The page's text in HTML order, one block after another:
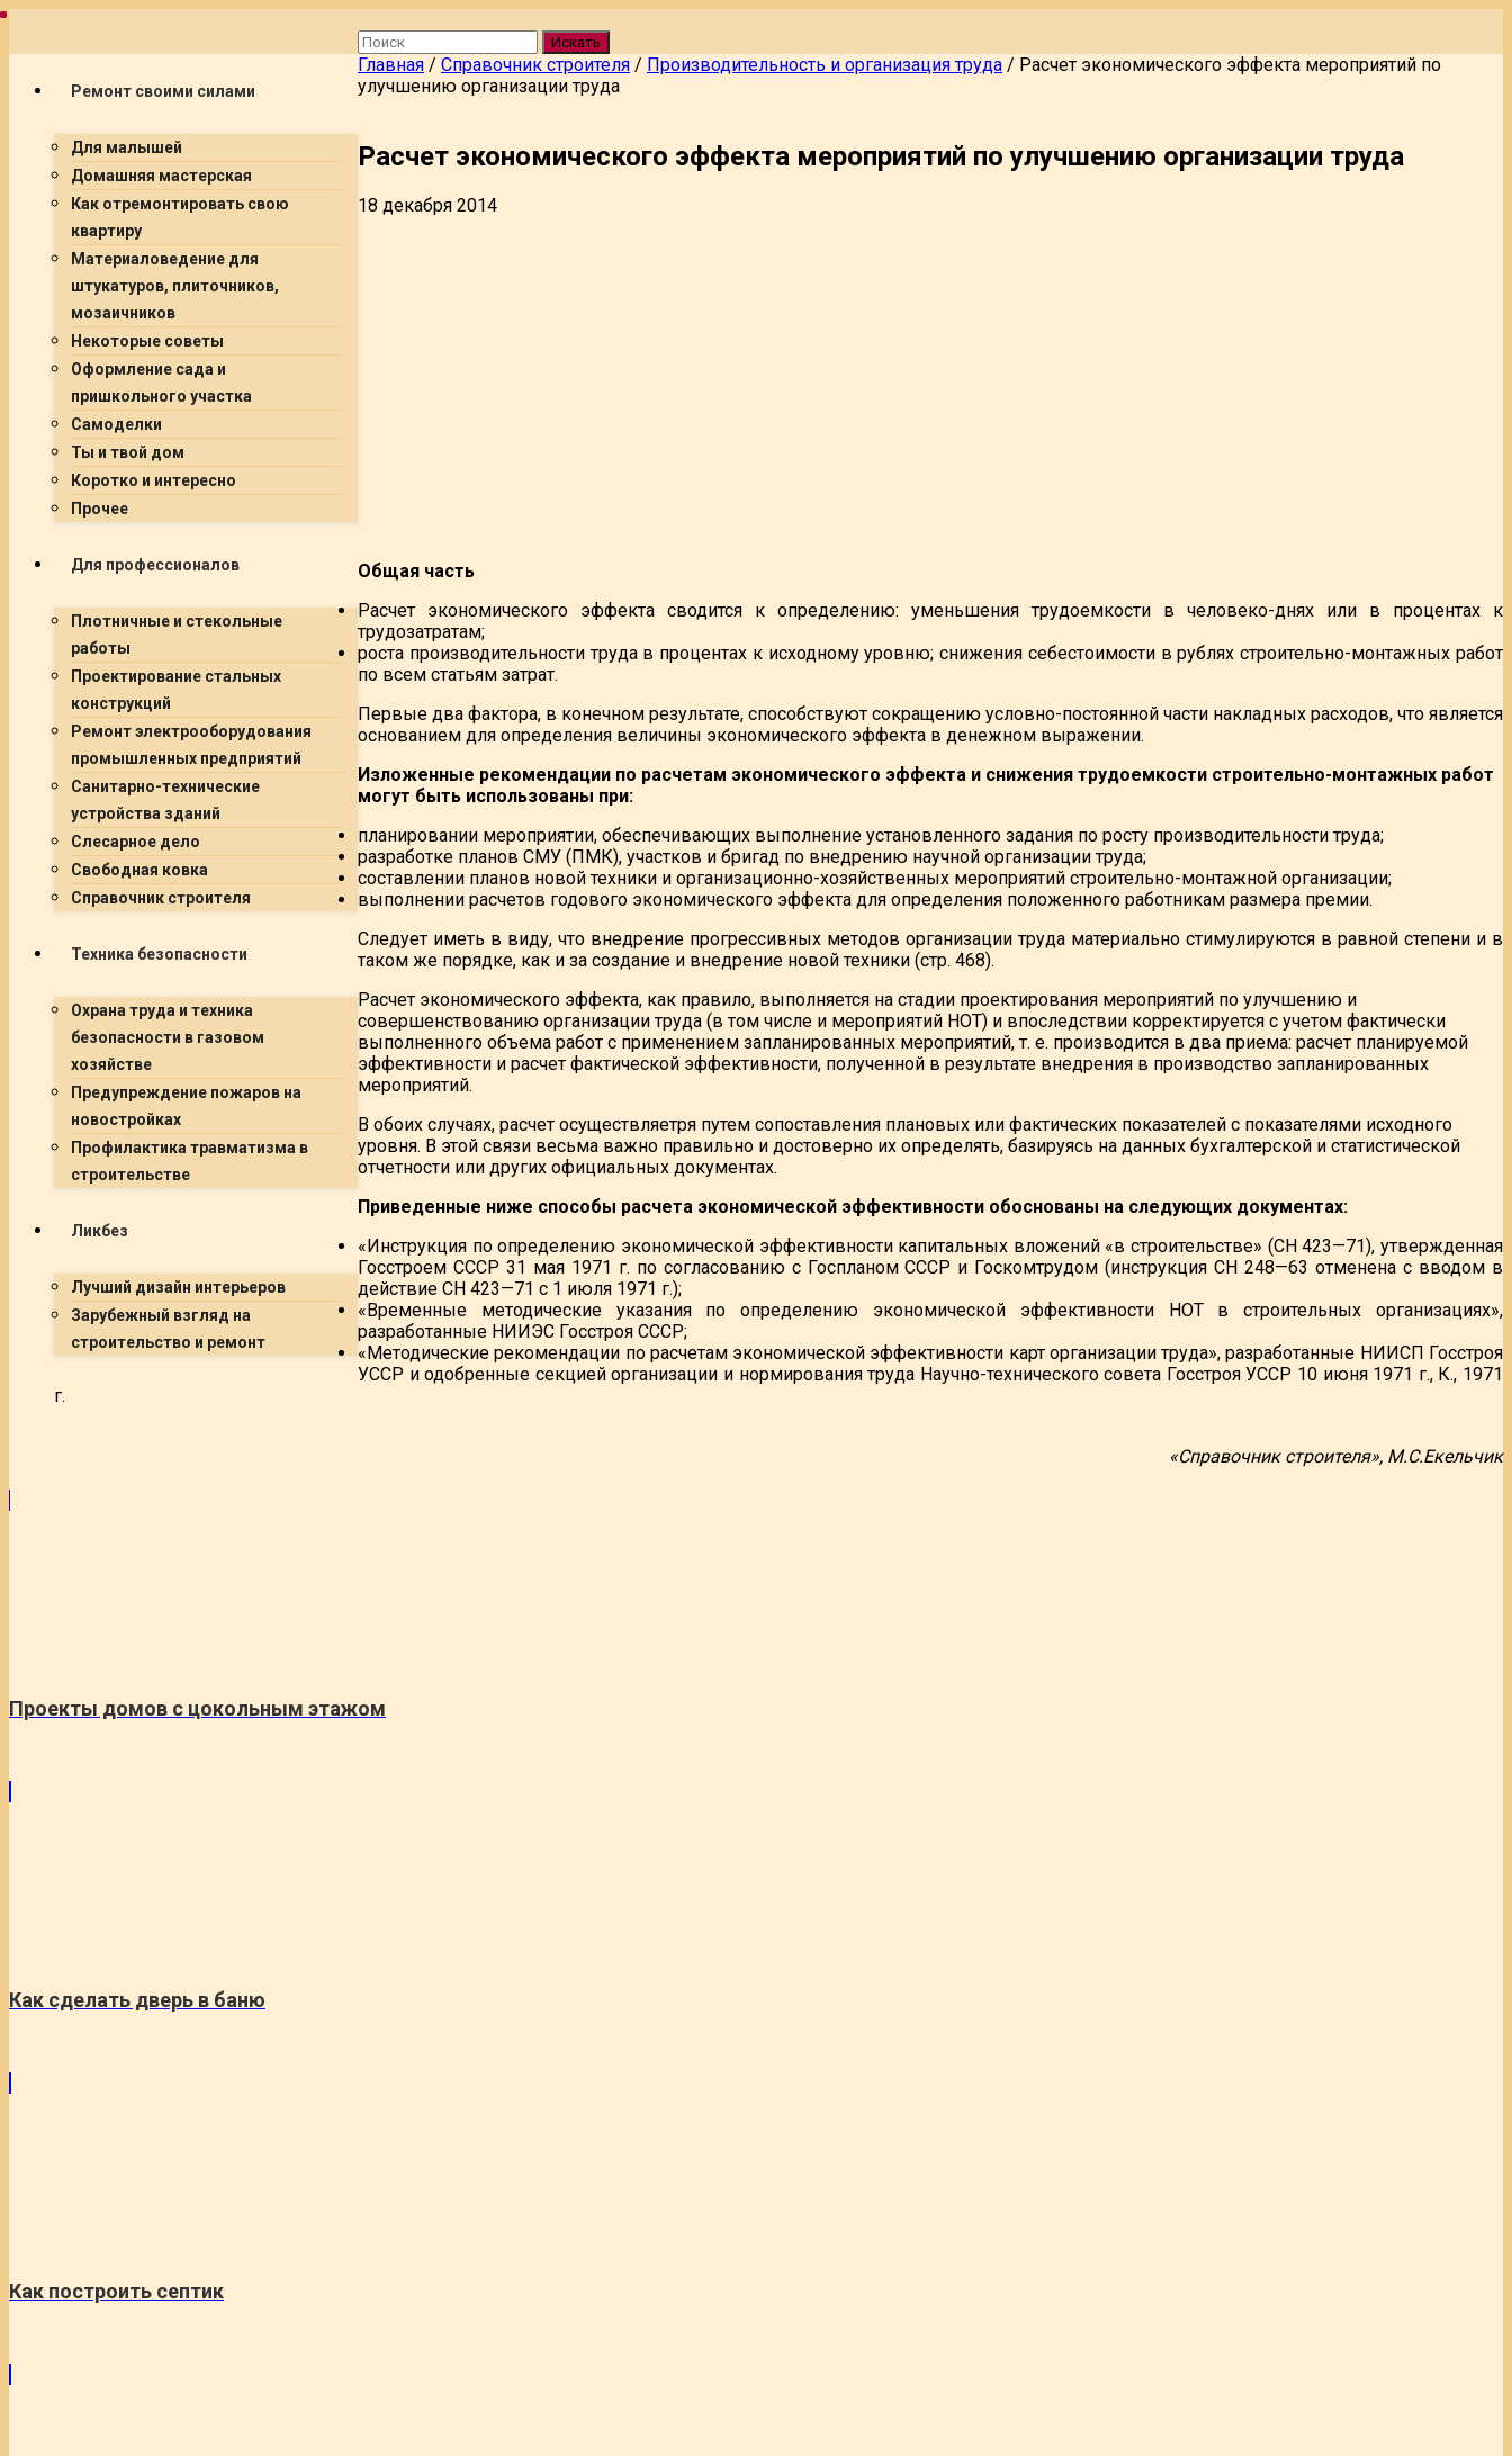
Ремонт своими силами
Для малышей
Домашняя мастерская
Как отремонтировать свою
квартиру
Материаловедение для
штукатуров, плиточников,
мозаичников
Некоторые советы
Оформление сада и
пришкольного участка
Самоделки
Ты и твой дом
Коротко и интересно
Прочее
Для профессионалов
Плотничные и стекольные
работы
Проектирование стальных
конструкций
Ремонт электрооборудования
промышленных предприятий
Санитарно-технические
устройства зданий
Слесарное дело
Свободная ковка
Справочник строителя
Техника безопасности
Охрана труда и техника
безопасности в газовом
хозяйстве
Предупреждение пожаров на
новостройках
Профилактика травматизма в
строительстве
Ликбез
Лучший дизайн интерьеров
Зарубежный взгляд на
строительство и ремонт
Искать
Главная / Справочник строителя / Производительность и организация труда / Расчет экономического эффекта мероприятий по
улучшению организации труда
Расчет экономического эффекта мероприятий по улучшению организации труда
18 декабря 2014
Общая часть
Расчет экономического эффекта сводится к определению: уменьшения трудоемкости в человеко-днях или в процентах к
трудозатратам;
роста производительности труда в процентах к исходному уровню; снижения себестоимости в рублях строительно-монтажных работ
по всем статьям затрат.
Первые два фактора, в конечном результате, способствуют сокращению условно-постоянной части накладных расходов, что является
основанием для определения величины экономического эффекта в денежном выражении.
Изложенные рекомендации по расчетам экономического эффекта и снижения трудоемкости строительно-монтажных работ
могут быть использованы при:
планировании мероприятии, обеспечивающих выполнение установленного задания по росту производительности труда;
разработке планов СМУ (ПМК), участков и бригад по внедрению научной организации труда;
составлении планов новой техники и организационно-хозяйственных мероприятий строительно-монтажной организации;
выполнении расчетов годового экономического эффекта для определения положенного работникам размера премии.
Следует иметь в виду, что внедрение прогрессивных методов организации труда материально стимулируются в равной степени и в
таком же порядке, как и за создание и внедрение новой техники (стр. 468).
Расчет экономического эффекта, как правило, выполняется на стадии проектирования мероприятий по улучшению и
совершенствованию организации труда (в том числе и мероприятий НОТ) и впоследствии корректируется с учетом фактически
выполненного объема работ с применением запланированных мероприятий, т. е. производится в два приема: расчет планируемой
эффективности и расчет фактической эффективности, полученной в результате внедрения в производство запланированных
мероприятий.
В обоих случаях, расчет осуществляетря путем сопоставления плановых или фактических показателей с показателями исходного
уровня. В этой связи весьма важно правильно и достоверно их определять, базируясь на данных бухгалтерской и статистической
отчетности или других официальных документах.
Приведенные ниже способы расчета экономической эффективности обоснованы на следующих документах:
«Инструкция по определению экономической эффективности капитальных вложений «в строительстве» (СН 423—71), утвержденная
Госстроем СССР 31 мая 1971 г. по согласованию с Госпланом СССР и Госкомтрудом (инструкция СН 248—63 отменена с вводом в
действие СН 423—71 с 1 июля 1971 г.);
«Временные методические указания по определению экономической эффективности НОТ в строительных организациях»,
разработанные НИИЭС Госстроя СССР;
«Методические рекомендации по расчетам экономической эффективности карт организации труда», разработанные НИИСП Госстроя
УССР и одобренные секцией организации и нормирования труда Научно-технического совета Госстроя УССР 10 июня 1971 г., К., 1971
г.
«Справочник строителя», М.С.Екельчик
Проекты домов с цокольным этажом
Как сделать дверь в баню
Как построить септик